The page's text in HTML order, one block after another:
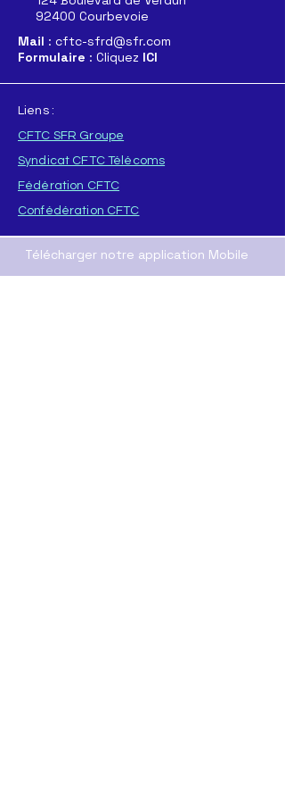
92400 Courbevoie
Mail : cftc-sfrd@sfr.com
Formulaire : Cliquez ICI
Liens :
CFTC SFR Groupe
Syndicat CFTC Télécoms
Fédération CFTC
Confédération CFTC
Télécharger notre application Mobile